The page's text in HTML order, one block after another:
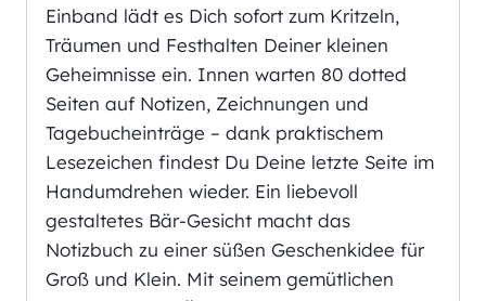
Einband lädt es Dich sofort zum Kritzeln,
Träumen und Festhalten Deiner kleinen
Geheimnisse ein. Innen warten 80 dotted
Seiten auf Notizen, Zeichnungen und
Tagebucheinträge – dank praktischem
Lesezeichen findest Du Deine letzte Seite im
Handumdrehen wieder. Ein liebevoll
gestaltetes Bär-Gesicht macht das
Notizbuch zu einer süßen Geschenkidee für
Groß und Klein. Mit seinem gemütlichen